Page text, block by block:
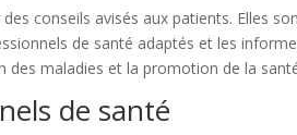
conseils avisés aux patients. Elles
de santé adaptés et les
des maladies et la promotion de la
de santé